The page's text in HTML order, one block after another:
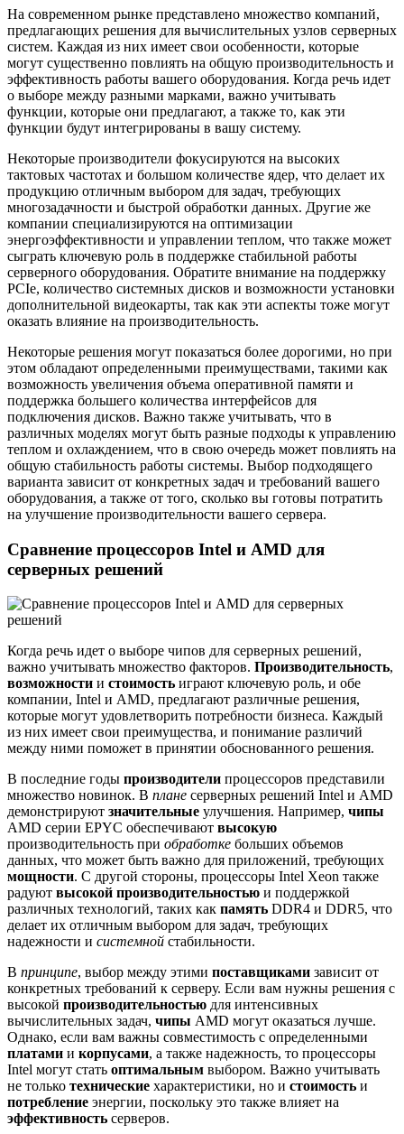
На современном рынке представлено множество компаний,
предлагающих решения для вычислительных узлов серверных
систем. Каждая из них имеет свои особенности, которые
могут существенно повлиять на общую производительность и
эффективность работы вашего оборудования. Когда речь идет
о выборе между разными марками, важно учитывать
функции, которые они предлагают, а также то, как эти
функции будут интегрированы в вашу систему.
Некоторые производители фокусируются на высоких
тактовых частотах и большом количестве ядер, что делает их
продукцию отличным выбором для задач, требующих
многозадачности и быстрой обработки данных. Другие же
компании специализируются на оптимизации
энергоэффективности и управлении теплом, что также может
сыграть ключевую роль в поддержке стабильной работы
серверного оборудования. Обратите внимание на поддержку
PCIe, количество системных дисков и возможности установки
дополнительной видеокарты, так как эти аспекты тоже могут
оказать влияние на производительность.
Некоторые решения могут показаться более дорогими, но при
этом обладают определенными преимуществами, такими как
возможность увеличения объема оперативной памяти и
поддержка большего количества интерфейсов для
подключения дисков. Важно также учитывать, что в
различных моделях могут быть разные подходы к управлению
теплом и охлаждением, что в свою очередь может повлиять на
общую стабильность работы системы. Выбор подходящего
варианта зависит от конкретных задач и требований вашего
оборудования, а также от того, сколько вы готовы потратить
на улучшение производительности вашего сервера.
Сравнение процессоров Intel и AMD для
серверных решений
Когда речь идет о выборе чипов для серверных решений,
важно учитывать множество факторов. Производительность,
возможности и стоимость играют ключевую роль, и обе
компании, Intel и AMD, предлагают различные решения,
которые могут удовлетворить потребности бизнеса. Каждый
из них имеет свои преимущества, и понимание различий
между ними поможет в принятии обоснованного решения.
В последние годы производители процессоров представили
множество новинок. В плане серверных решений Intel и AMD
демонстрируют значительные улучшения. Например, чипы
AMD серии EPYC обеспечивают высокую
производительность при обработке больших объемов
данных, что может быть важно для приложений, требующих
мощности. С другой стороны, процессоры Intel Xeon также
радуют высокой производительностью и поддержкой
различных технологий, таких как память DDR4 и DDR5, что
делает их отличным выбором для задач, требующих
надежности и системной стабильности.
В принципе, выбор между этими поставщиками зависит от
конкретных требований к серверу. Если вам нужны решения с
высокой производительностью для интенсивных
вычислительных задач, чипы AMD могут оказаться лучше.
Однако, если вам важны совместимость с определенными
платами и корпусами, а также надежность, то процессоры
Intel могут стать оптимальным выбором. Важно учитывать
не только технические характеристики, но и стоимость и
потребление энергии, поскольку это также влияет на
эффективность серверов.